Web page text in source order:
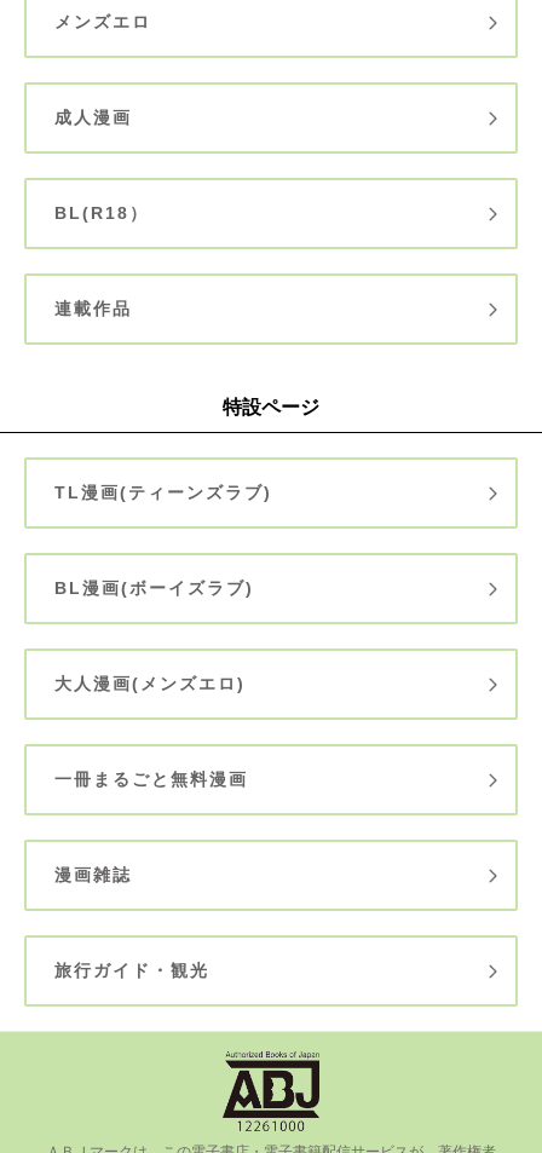
メンズエロ
成人漫画
BL(R18）
連載作品
特設ページ
TL漫画(ティーンズラブ)
BL漫画(ボーイズラブ)
大人漫画(メンズエロ)
一冊まるごと無料漫画
漫画雑誌
旅行ガイド・観光